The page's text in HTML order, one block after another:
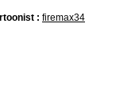
: firemax34